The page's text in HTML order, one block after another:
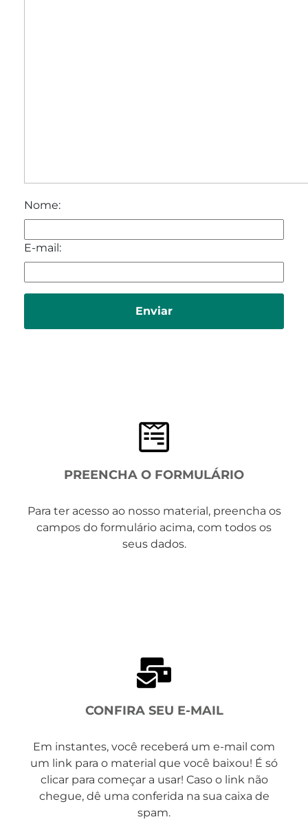
Nome:
E-mail:
PREENCHA O FORMULÁRIO
Para ter acesso ao nosso material, preencha os
campos do formulário acima, com todos os
seus dados.
CONFIRA SEU E-MAIL
Em instantes, você receberá um e-mail com
um link para o material que você baixou! É só
clicar para começar a usar! Caso o link não
chegue, dê uma conferida na sua caixa de
spam.